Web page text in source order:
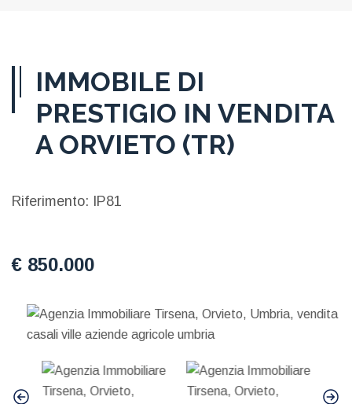
IMMOBILE DI
PRESTIGIO IN VENDITA
A ORVIETO (TR)
Riferimento: IP81
€ 850.000